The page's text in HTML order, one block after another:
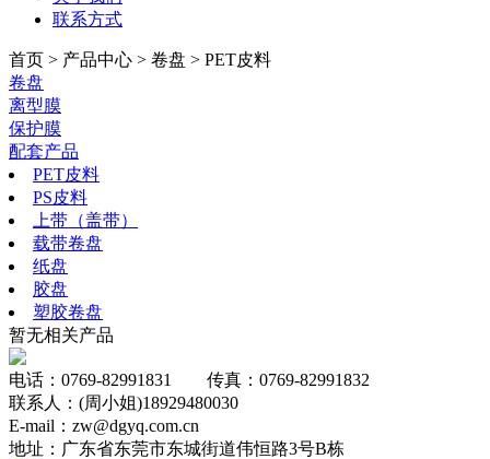
联系方式
首页 > 产品中心 > 卷盘 > PET皮料
卷盘
离型膜
保护膜
配套产品
PET皮料
PS皮料
上带（盖带）
载带卷盘
纸盘
胶盘
塑胶卷盘
暂无相关产品
电话：0769-82991831 传真：0769-82991832
联系人：(周小姐)18929480030
E-mail：zw@dgyq.com.cn
地址：广东省东莞市东城街道伟恒路3号B栋